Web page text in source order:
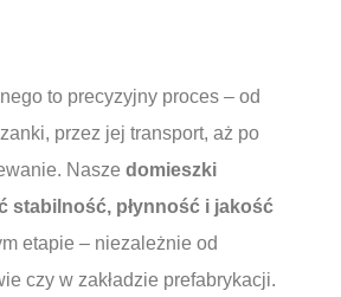
to precyzyjny proces – od
przez jej transport, aż po
Nasze domieszki
stabilność, płynność i jakość
etapie – niezależnie od
czy w zakładzie prefabrykacji.